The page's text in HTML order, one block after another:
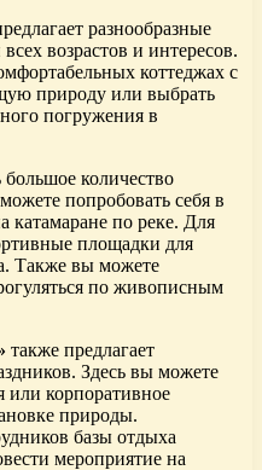
разнообразные
возрастов и интересов.
коттеджах с
природу или выбрать
погружения в
количество
попробовать себя в
катамаране по реке. Для
площадки для
Также вы можете
по живописным
также предлагает
Здесь вы можете
или корпоративное
природы.
базы отдыха
мероприятие на